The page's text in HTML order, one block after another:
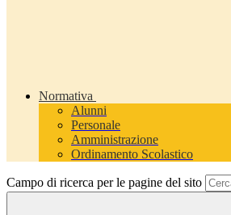
Normativa
Alunni
Personale
Amministrazione
Ordinamento Scolastico
Campo di ricerca per le pagine del sito